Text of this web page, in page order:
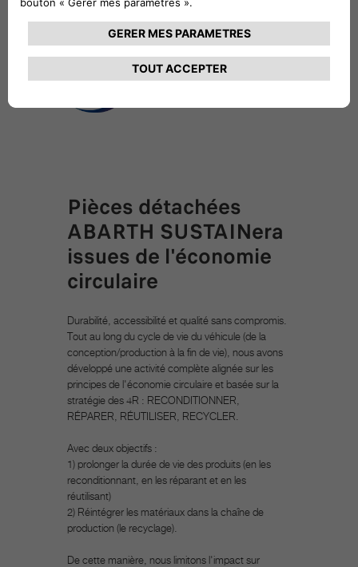
Pièces détachées
ABARTH SUSTAINera
issues de l'économie
circulaire
Durabilité, accessibilité et qualité sans compromis.
Tout au long du cycle de vie du véhicule (de la
conception/production à la fin de vie), nous avons
développé une activité complète alignée sur les
principes de l'économie circulaire et basée sur la
stratégie des 4R : RECONDITIONNER,
RÉPARER, RÉUTILISER, RECYCLER.
Avec deux objectifs :
1) prolonger la durée de vie des produits (en les
reconditionnant, en les réparant et en les
réutilisant)
2) Réintégrer les matériaux dans la chaîne de
production (le recyclage).
De cette manière, nous limitons l'impact sur